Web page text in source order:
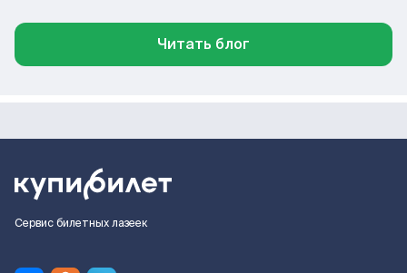
Читать блог
Сервис билетных лазеек